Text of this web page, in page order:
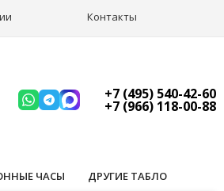
Контакты
+7 (495) 540-42-60
+7 (966) 118-00-88
ЧАСЫ ДРУГИЕ ТАБЛО